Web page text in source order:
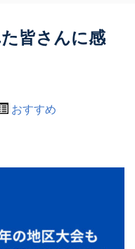
皆さんに感
おすすめ